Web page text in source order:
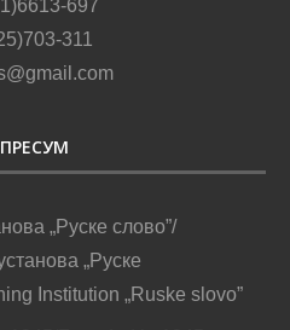
697
311
„Руске слово”/
„Руске
Institution „Ruske slovo”